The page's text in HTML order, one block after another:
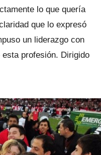
lo que quería
que lo expresó
un liderazgo con
profesión. Dirigido